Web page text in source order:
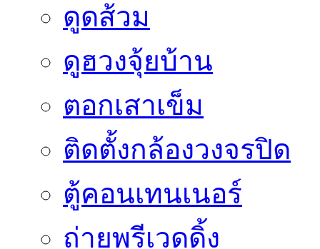
ดูดส้วม
ดูฮวงจุ้ยบ้าน
ตอกเสาเข็ม
ติดตั้งกล้องวงจรปิด
ตู้คอนเทนเนอร์
ถ่ายพรีเวดดิ้ง